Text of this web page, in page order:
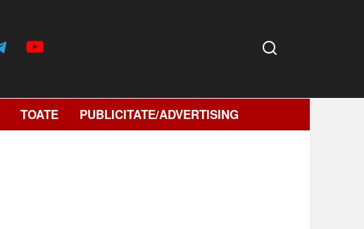
TOATE PUBLICITATE/ADVERTISING